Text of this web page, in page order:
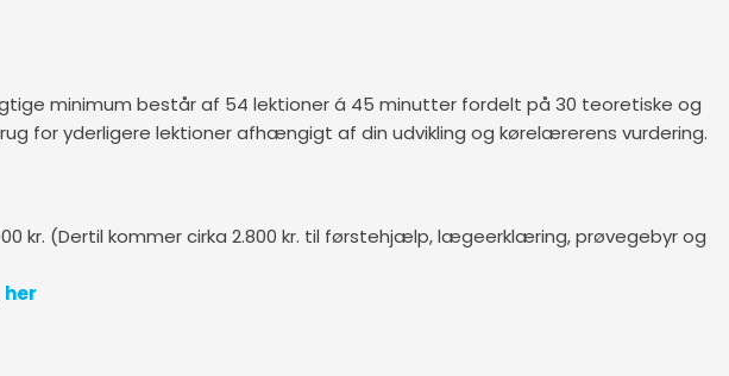
minimum består af 54 lektioner á 45 minutter fordelt på 30 teoretiske og
for yderligere lektioner afhængigt af din udvikling og kørelærerens vurdering.
kr. (Dertil kommer cirka 2.800 kr. til førstehjælp, lægeerklæring, prøvegebyr og
her